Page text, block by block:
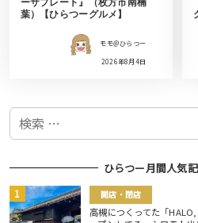
葉）【ひらつーグルメ】
モモ＠ひらつー
2026年8月4日
検
ひらつー月間人気
開店・閉店
高槻につくってた「